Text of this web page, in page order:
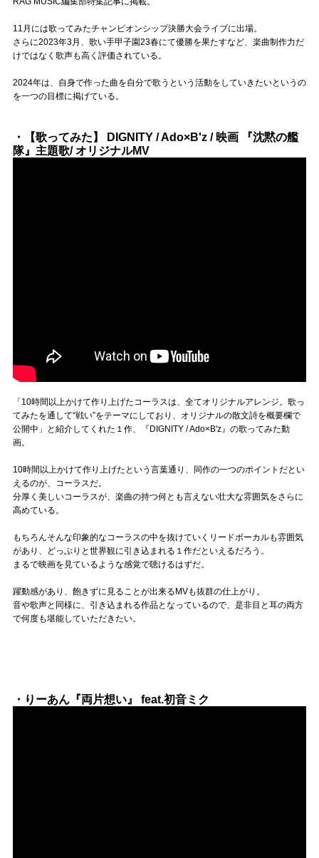
11月には歌ってみたチャンピオンシップ決勝大会ライブに出場。
さらに2023年3月、歌い手甲子園23春にて優勝を果たすなど、楽曲制作力だ
けではなく歌声も高く評価されている。
2024年は、自身で作った曲を自分で歌うという活動をしていきたいというの
を一つの目標に掲げている。
・【歌ってみた】 DIGNITY / Ado×B'z / 映画 『沈黙の艦
隊』主題歌/ オリジナルMV
「10時間以上かけて作り上げたコーラスは、全てオリジナルアレンジ。歌っ
てみたを通して“戦い”をテーマにしており、オリジナルの散文詩を概要欄で
公開中」と紹介してくれた１作、『DIGNITY / Ado×B'z』の歌ってみた動
画。
10時間以上かけて作り上げたという言葉通り、同作の一つのポイントだとい
えるのが、コーラスだ。
分厚く美しいコーラスが、楽曲の持つ何とも言えない壮大な雰囲気をさらに
高めている。
もちろんそんな印象的なコーラスの中を抜けていくリードボーカルも雰囲気
があり、どっぷりと世界観に引き込まれる１作だといえるだろう。
まるで映画を見ているような感覚で聴けるはずだ。
躍動感があり、飽きずに見ることが出来るMVも抜群の仕上がり。
音や歌声と同様に、引き込まれる作品となっているので、是非目と耳の両方
で何度も堪能していただきたい。
・りーあん『両片想い』 feat.初音ミク